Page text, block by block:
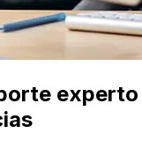
experto